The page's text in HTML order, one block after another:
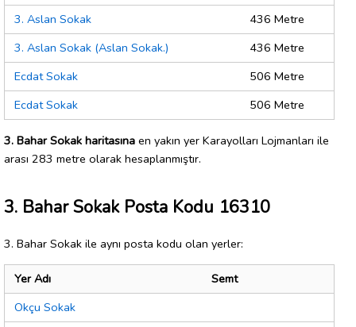
3. Aslan Sokak
436 Metre
3. Aslan Sokak (Aslan Sokak.)
436 Metre
Ecdat Sokak
506 Metre
Ecdat Sokak
506 Metre
3. Bahar Sokak haritasına en yakın yer Karayolları Lojmanları ile
arası 283 metre olarak hesaplanmıştır.
3. Bahar Sokak Posta Kodu 16310
3. Bahar Sokak ile aynı posta kodu olan yerler:
Yer Adı
Semt
Okçu Sokak